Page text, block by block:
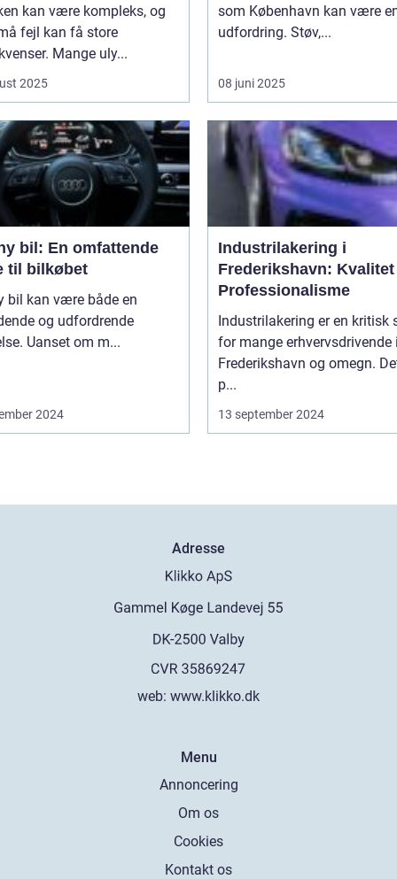
kan være kompleks, og
fejl kan få store
Mange uly...
2025
som København kan være
udfordring. Støv,...
08 juni 2025
bil: En omfattende
til bilkøbet
bil kan være både en
og udfordrende
Uanset om m...
2024
Industrilakering i
Frederikshavn:
Professionalisme
Industrilakering er en kritisk
for mange erhvervsdrivende
Frederikshavn og omegn.
p...
13 september 2024
Adresse
web: www.klikko.dk
Menu
Annoncering
Om os
Cookies
Kontakt os